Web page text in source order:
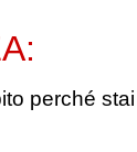
perché